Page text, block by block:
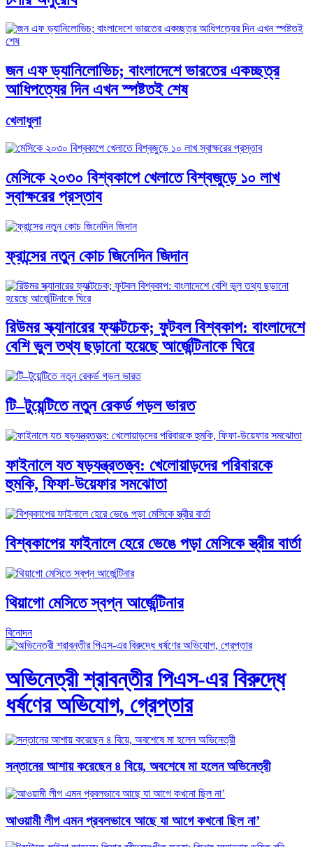
জন এফ ড্যানিলোভিচ; বাংলাদেশে ভারতের একচ্ছত্র
আধিপত্যের দিন এখন স্পষ্টতই শেষ
খেলাধুলা
মেসিকে ২০৩০ বিশ্বকাপে খেলাতে বিশ্বজুড়ে ১০ লাখ
স্বাক্ষরের প্রস্তাব
ফ্রান্সের নতুন কোচ জিনেদিন জিদান
রিউমর স্ক্যানারের ফ্যাক্টচেক; ফুটবল বিশ্বকাপ: বাংলাদেশে
বেশি ভুল তথ্য ছড়ানো হয়েছে আর্জেন্টিনাকে ঘিরে
টি–টুয়েন্টিতে নতুন রেকর্ড গড়ল ভারত
ফাইনালে যত ষড়যন্ত্রতত্ত্ব: খেলোয়াড়দের পরিবারকে
হুমকি, ফিফা-উয়েফার সমঝোতা
বিশ্বকাপের ফাইনালে হেরে ভেঙে পড়া মেসিকে স্ত্রীর বার্তা
থিয়াগো মেসিতে স্বপ্ন আর্জেন্টিনার
বিনোদন
অভিনেত্রী শ্রাবন্তীর পিএস-এর বিরুদ্ধে
ধর্ষণের অভিযোগ, গ্রেপ্তার
সন্তানের আশায় করেছেন ৪ বিয়ে, অবশেষে মা হলেন অভিনেত্রী
আওয়ামী লীগ এমন প্রবলভাবে আছে যা আগে কখনো ছিল না’